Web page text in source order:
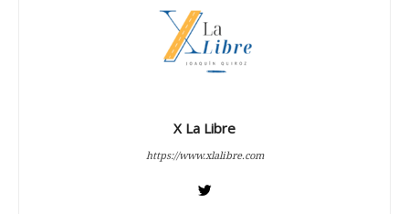
X La Libre
https://www.xlalibre.com